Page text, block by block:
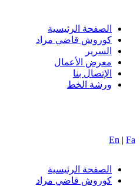
الصفحة الرئيسية
کوروش قاضي مراد
السریر
معرض الأعمال
الإتصال بنا
ورشة الخط
En | Fa
الصفحة الرئيسية
کوروش قاضي مراد